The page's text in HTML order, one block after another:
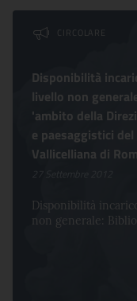
CIRCOLARE
Disponibilità
livello non
'ambito della
e paesaggistici
Vallicelliana di
27 Settembre 2012
Disponibilità
non generale: